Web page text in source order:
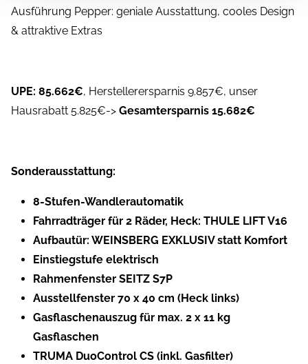
Ausführung Pepper: geniale Ausstattung, cooles Design
& attraktive Extras
UPE: 85.662€, Herstellerersparnis 9.857€, unser
Hausrabatt 5.825€-> Gesamtersparnis 15.682€
Sonderausstattung:
8-Stufen-Wandlerautomatik
Fahrradträger für 2 Räder, Heck: THULE LIFT V16
Aufbautür: WEINSBERG EXKLUSIV statt Komfort
Einstiegstufe elektrisch
Rahmenfenster SEITZ S7P
Ausstellfenster 70 x 40 cm (Heck links)
Gasflaschenauszug für max. 2 x 11 kg
Gasflaschen
TRUMA DuoControl CS (inkl. Gasfilter)